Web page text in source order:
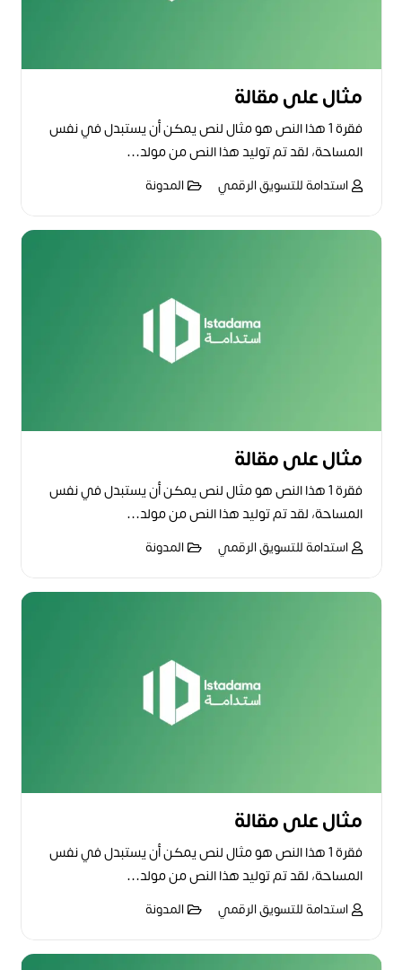
مثال على مقالة
فقرة 1 هذا النص هو مثال لنص يمكن أن يستبدل في نفس
المساحة، لقد تم توليد هذا النص من مولد…
استدامة للتسويق الرقمي المدونة
مثال على مقالة
فقرة 1 هذا النص هو مثال لنص يمكن أن يستبدل في نفس
المساحة، لقد تم توليد هذا النص من مولد…
استدامة للتسويق الرقمي المدونة
مثال على مقالة
فقرة 1 هذا النص هو مثال لنص يمكن أن يستبدل في نفس
المساحة، لقد تم توليد هذا النص من مولد…
استدامة للتسويق الرقمي المدونة